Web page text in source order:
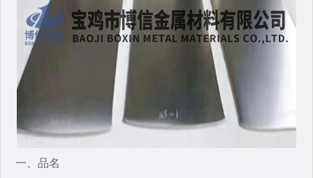
一、品名‌